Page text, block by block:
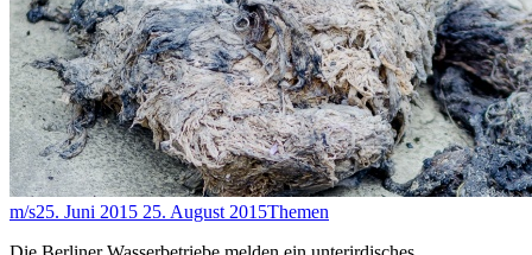
m/s25. Juni 2015 25. August 2015Themen